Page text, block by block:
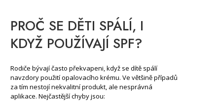
PROČ SE DĚTI SPÁLÍ, I
KDYŽ POUŽÍVAJÍ SPF?
Rodiče bývají často překvapeni, když se dítě spálí
navzdory použití opalovacího krému. Ve většině případů
za tím nestojí nekvalitní produkt, ale nesprávná
aplikace. Nejčastější chyby jsou: